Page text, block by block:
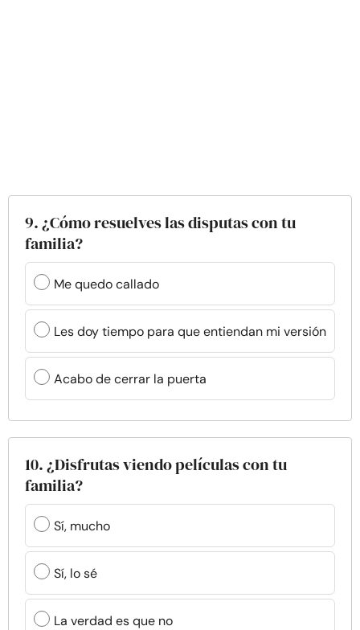
9. ¿Cómo resuelves las disputas con tu
familia?
Me quedo callado
Les doy tiempo para que entiendan mi versión
Acabo de cerrar la puerta
10. ¿Disfrutas viendo películas con tu
familia?
Sí, mucho
Sí, lo sé
La verdad es que no